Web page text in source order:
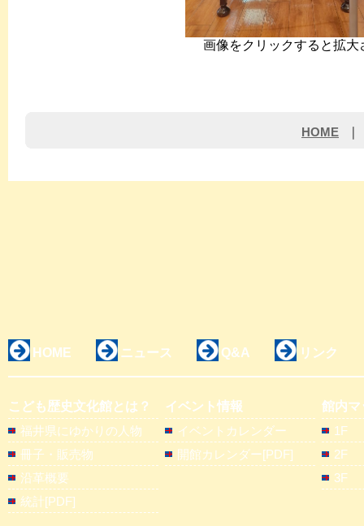
画像をクリックすると拡大
HOME
HOME ニュース Q&A リンク
こども歴史文化館とは？
福井県にゆかりの人物
冊子・販売物
沿革概要
統計[PDF]
イベント情報
イベントカレンダー
開館カレンダー[PDF]
館内マ
1F
2F
3F